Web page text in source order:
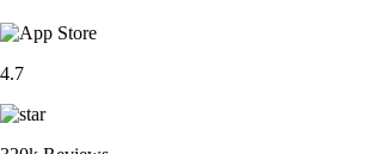
4.7